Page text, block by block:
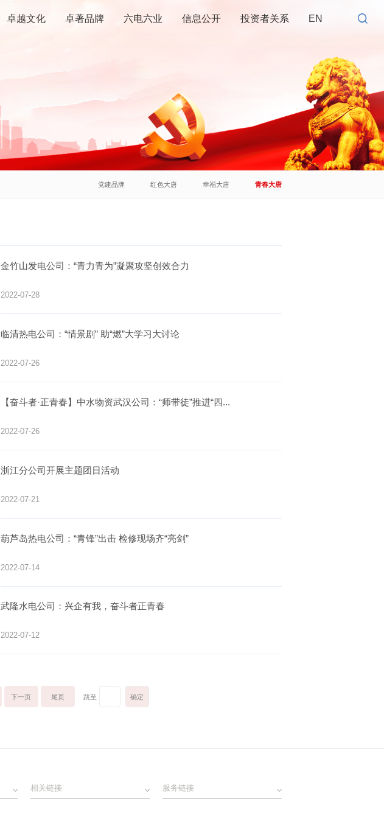
卓越文化 卓著品牌 六电六业 信息公开 投资者关系 EN
党建品牌 红色大唐 幸福大唐 青春大唐
金竹山发电公司：“青力青为”凝聚攻坚创效合力
2022-07-28
临清热电公司：“情景剧” 助“燃”大学习大讨论
2022-07-26
【奋斗者·正青春】中水物资武汉公司：“师带徒”推进“四...
2022-07-26
浙江分公司开展主题团日活动
2022-07-21
葫芦岛热电公司：“青锋”出击 检修现场齐“亮剑”
2022-07-14
武隆水电公司：兴企有我，奋斗者正青春
2022-07-12
下一页 尾页 跳至
相关链接 服务链接